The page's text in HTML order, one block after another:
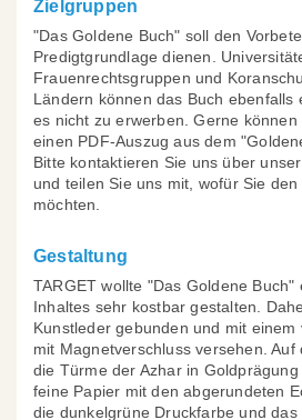
Zielgruppen
"Das Goldene Buch" soll den
Predigtgrundlage dienen.
Frauenrechtsgruppen und
Ländern können das Buch ebenfalls
es nicht zu erwerben. Gerne
einen PDF-Auszug aus dem
Bitte kontaktieren Sie uns über unser
und teilen Sie uns mit, wofür Sie
möchten.
Gestaltung
TARGET wollte "Das Goldene
Inhaltes sehr kostbar gestalten.
Kunstleder gebunden und mit einem
mit Magnetverschluss versehen. Auf
die Türme der Azhar in
feine Papier mit den abgerundeten
die dunkelgrüne Druckfarbe und das